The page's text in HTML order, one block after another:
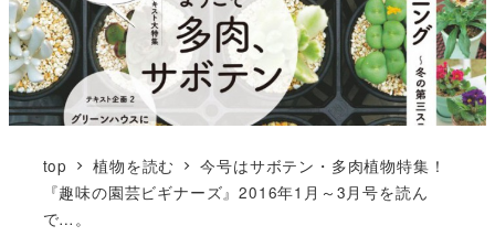
top 植物を読む
今号はサボテン・多肉植物特集！
『趣味の園芸ビギナーズ』2016年1月～3月号を読ん
で…。